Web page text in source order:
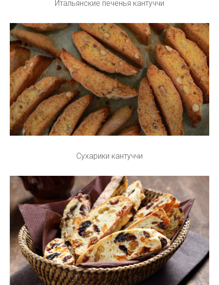
Итальянские печенья кантуччи
Сухарики кантуччи